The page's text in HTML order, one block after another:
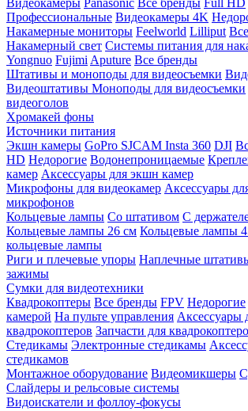
Видеокамеры Panasonic Все бренды Full HD
Профессиональные Видеокамеры 4K
Накамерные мониторы Feelworld Lilliput
Накамерный свет Системы питания для
Yongnuo Fujimi Aputure Все бренды
Штативы и моноподы для видеосъемки
Видеоштативы Моноподы для видеосъемки
видеоголов
Хромакей фоны
Источники питания
Экшн камеры GoPro SJCAM Insta 360 DJI
HD Недорогие Водонепроницаемые
камер Аксессуары для экшн камер
Микрофоны для видеокамер Аксессуары
микрофонов
Кольцевые лампы Со штативом C
Кольцевые лампы 26 см Кольцевые лампы
кольцевые лампы
Риги и плечевые упоры Наплечные
зажимы
Сумки для видеотехники
Квадрокоптеры Все бренды FPV Недорогие
камерой На пульте управления Аксессуары
квадрокоптеров Запчасти для
Стедикамы Электронные стедикамы
стедикамов
Монтажное оборудование Видеомикшеры
Слайдеры и рельсовые системы
Видоискатели и фоллоу-фокусы